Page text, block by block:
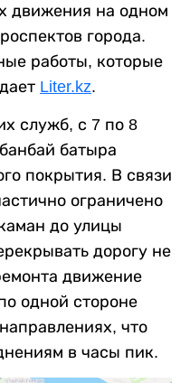
движения на одном
города.
работы, которые
Liter.kz.
служб, с 7 по 8
батыра
покрытия. В связи
ограничено
до улицы
дорогу не
движение
одной стороне
что
в часы пик.